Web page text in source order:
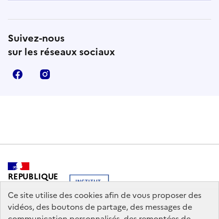
Ce site utilise des cookies afin de vous proposer des
vidéos, des boutons de partage, des messages de
Suivez-nous
sur les réseaux sociaux
Facebook
REPUBLIQUE
FRANCAISE